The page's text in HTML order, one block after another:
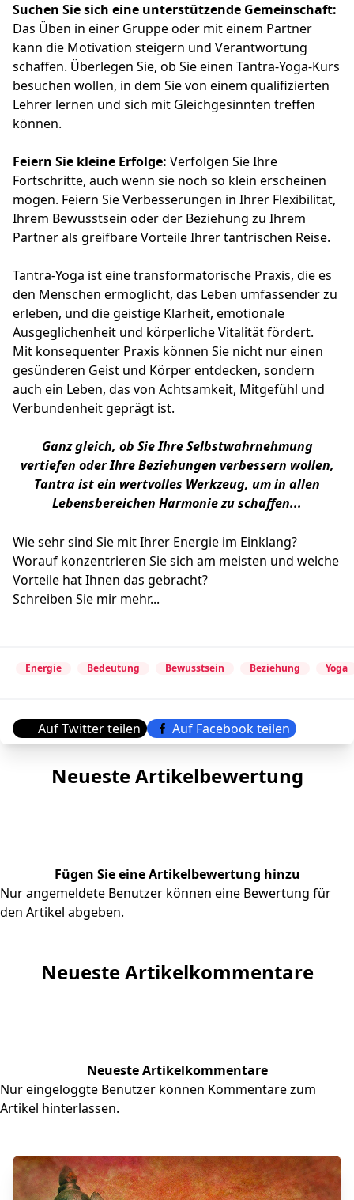
Suchen Sie sich eine unterstützende Gemeinschaft:
Das Üben in einer Gruppe oder mit einem Partner
kann die Motivation steigern und Verantwortung
schaffen. Überlegen Sie, ob Sie einen Tantra-Yoga-Kurs
besuchen wollen, in dem Sie von einem qualifizierten
Lehrer lernen und sich mit Gleichgesinnten treffen
können.
Feiern Sie kleine Erfolge: Verfolgen Sie Ihre
Fortschritte, auch wenn sie noch so klein erscheinen
mögen. Feiern Sie Verbesserungen in Ihrer Flexibilität,
Ihrem Bewusstsein oder der Beziehung zu Ihrem
Partner als greifbare Vorteile Ihrer tantrischen Reise.
Tantra-Yoga ist eine transformatorische Praxis, die es
den Menschen ermöglicht, das Leben umfassender zu
erleben, und die geistige Klarheit, emotionale
Ausgeglichenheit und körperliche Vitalität fördert.
Mit konsequenter Praxis können Sie nicht nur einen
gesünderen Geist und Körper entdecken, sondern
auch ein Leben, das von Achtsamkeit, Mitgefühl und
Verbundenheit geprägt ist.
Ganz gleich, ob Sie Ihre Selbstwahrnehmung
vertiefen oder Ihre Beziehungen verbessern wollen,
Tantra ist ein wertvolles Werkzeug, um in allen
Lebensbereichen Harmonie zu schaffen...
Wie sehr sind Sie mit Ihrer Energie im Einklang?
Worauf konzentrieren Sie sich am meisten und welche
Vorteile hat Ihnen das gebracht?
Schreiben Sie mir mehr...
Energie Bedeutung Bewusstsein Beziehung Yoga
Auf Twitter teilen Auf Facebook teilen
Neueste Artikelbewertung
Fügen Sie eine Artikelbewertung hinzu
Nur angemeldete Benutzer können eine Bewertung für
den Artikel abgeben.
Neueste Artikelkommentare
Neueste Artikelkommentare
Nur eingeloggte Benutzer können Kommentare zum
Artikel hinterlassen.